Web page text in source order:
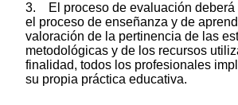
3. El proceso de evaluación deberá
el proceso de enseñanza y de
valoración de la pertinencia de las
metodológicas y de los recursos
finalidad, todos los profesionales
su propia práctica educativa.